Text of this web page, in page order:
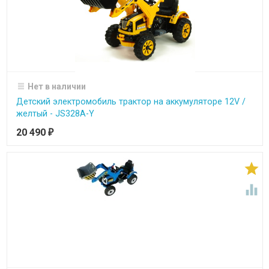
Нет в наличии
Детский электромобиль трактор на аккумуляторе 12V /
желтый - JS328A-Y
20 490 ₽

